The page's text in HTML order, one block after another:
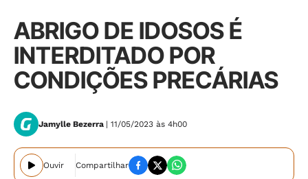
ABRIGO DE IDOSOS É
INTERDITADO POR
CONDIÇÕES PRECÁRIAS
Jamylle Bezerra | 11/05/2023 às 4h00
Ouvir Compartilhar